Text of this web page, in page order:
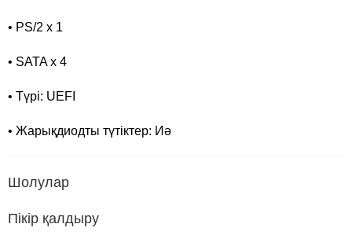
• PS/2 x 1
• SATA x 4
• Түрі: UEFI
• Жарықдиодты түтіктер: Иә
Шолулар
Пікір қалдыру